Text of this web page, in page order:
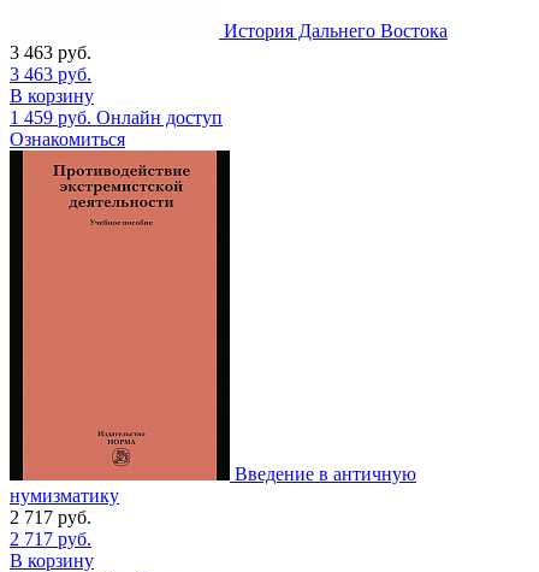
История Дальнего Востока
3 463 руб.
3 463 руб.
В корзину
1 459 руб. Онлайн доступ
Ознакомиться
Введение в античную
нумизматику
2 717 руб.
2 717 руб.
В корзину